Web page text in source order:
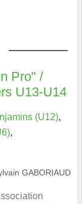
Pro" /
U13-U14
(U12)
GABORIAUD